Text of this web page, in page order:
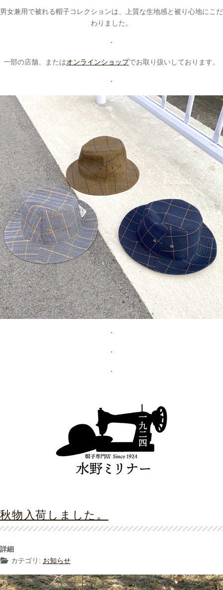
男女兼用で被れる帽子コレクションは、上質な生地感と被り心地にこだ
わりました。
・
一部の店舗、またはオンラインショップでお取り扱いしております。
・
・
・
・
秋物入荷しました。
詳細
カテゴリ: お知らせ